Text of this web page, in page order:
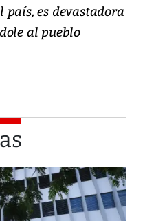
país, es devastadora
al pueblo